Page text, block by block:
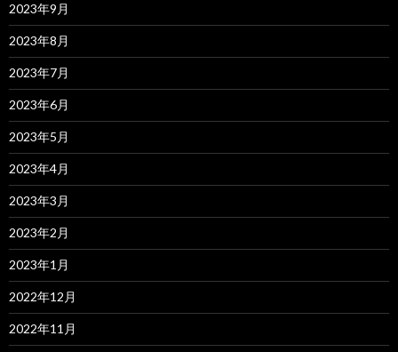
2023年9月
2023年8月
2023年7月
2023年6月
2023年5月
2023年4月
2023年3月
2023年2月
2023年1月
2022年12月
2022年11月